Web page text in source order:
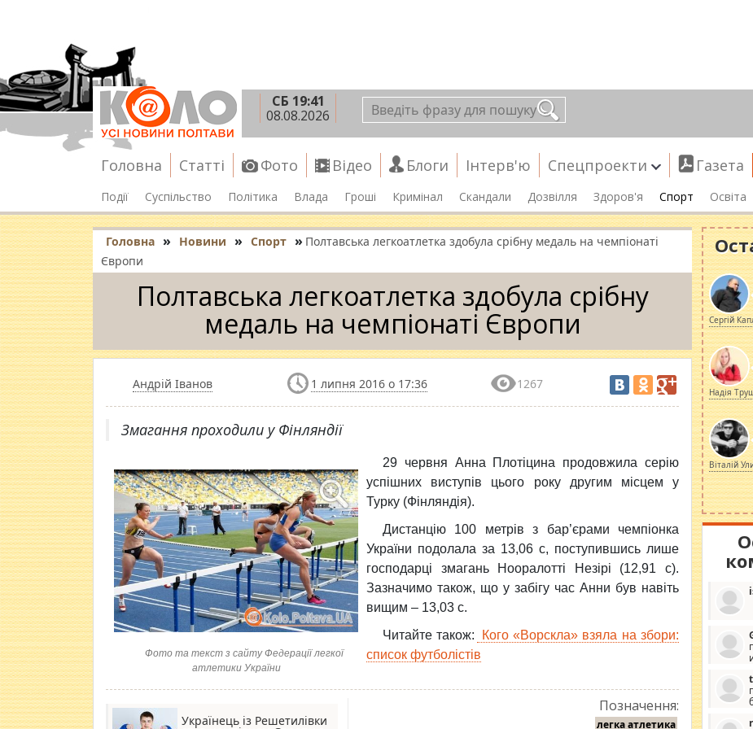
СБ 19:41
08.08.2026
Головна Статті Фото Відео Блоги Інтерв'ю Спецпроекти Газета
Події Суспільство Політика Влада Гроші Кримінал Скандали Дозвілля Здоров'я Спорт Освіта
Головна » Новини » Спорт » Полтавська легкоатлетка здобула срібну медаль на чемпіонаті
Європи
Полтавська легкоатлетка здобула срібну
медаль на чемпіонаті Європи
Андрій Іванов 1 липня 2016 о 17:36 1267
Змагання проходили у Фінляндії
Фото та текст з сайту Федерації легкої
атлетики України
29 червня Анна Плотіцина продовжила серію
успішних виступів цього року другим місцем у
Турку (Фінляндія).
Дистанцію 100 метрів з бар’єрами чемпіонка
України подолала за 13,06 с, поступившись лише
господарці змагань Нооралотті Незірі (12,91 с).
Зазначимо також, що у забігу час Анни був навіть
вищим – 13,03 с.
Читайте також:
Кого «Ворскла» взяла на збори:
список футболістів
Українець із Решетилівки
Позначення:
легка атлетика
Сергій
Надія
Віталій
без